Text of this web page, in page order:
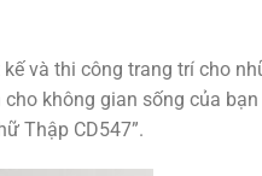
và thi công trang trí cho
không gian sống của
Thập CD547”.